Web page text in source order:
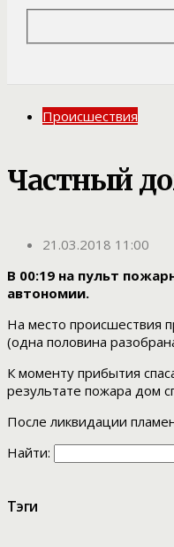
Происшествия
Частный
21.03.2018 11:00
В 00:19 на пульт
автономии.
На место происшествия
(одна половина
К моменту прибытия
результате пожара дом
После ликвидации
Найти:
Тэги